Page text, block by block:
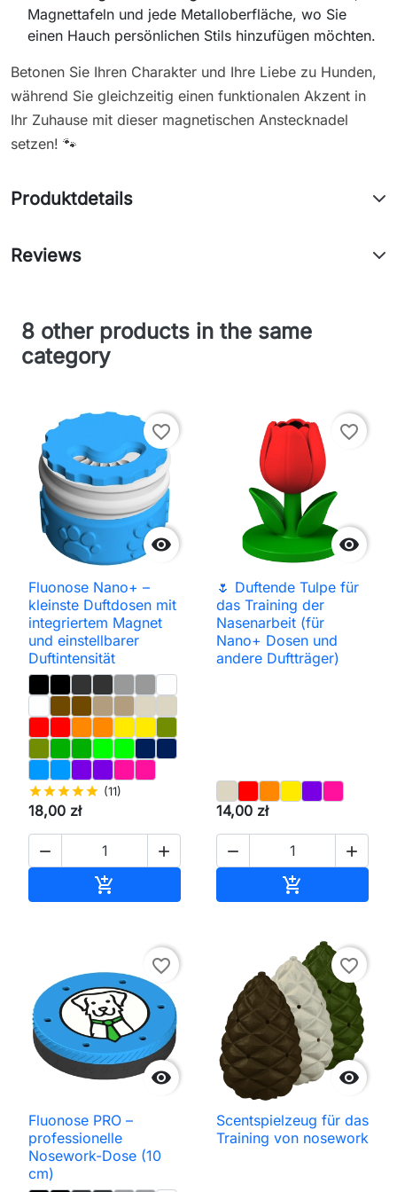
Magnettafeln und jede Metalloberfläche, wo Sie
einen Hauch persönlichen Stils hinzufügen möchten.
Betonen Sie Ihren Charakter und Ihre Liebe zu Hunden,
während Sie gleichzeitig einen funktionalen Akzent in
Ihr Zuhause mit dieser magnetischen Anstecknadel
setzen! 🐾
Produktdetails
Reviews
8 other products in the same
category

favorite_border
Fluonose Nano+ –
kleinste Duftdosen mit
integriertem Magnet
und einstellbarer
Duftintensität
starstarstarstarstar (11)
18,00 zł
 


favorite_border
🌷 Duftende Tulpe für
das Training der
Nasenarbeit (für
Nano+ Dosen und
andere Duftträger)
14,00 zł
 


favorite_border
Fluonose PRO –
professionelle
Nosework-Dose (10
cm)

favorite_border
Scentspielzeug für das
Training von nosework